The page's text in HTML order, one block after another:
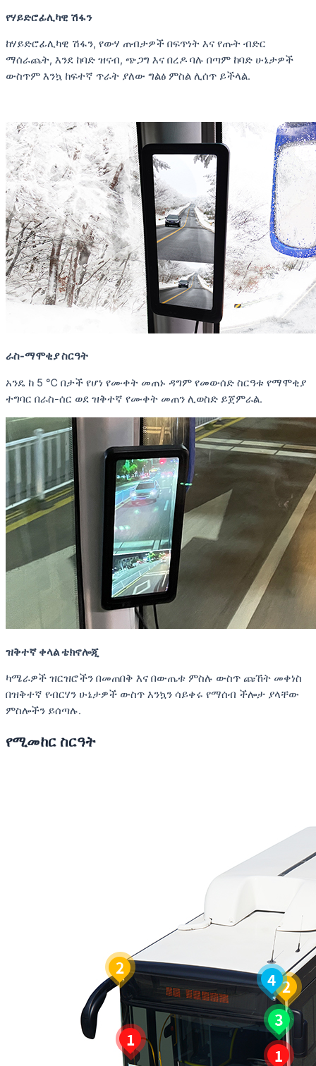
የሃይድሮፊሊካዊ ሽፋን
ከሃይድሮፊሊካዊ ሽፋን, የውሃ ጠብታዎች በፍጥነት እና የጡት ብድር
ማሰራጨት, እንደ ከባድ ዝናብ, ጭጋግ እና በረዶ ባሉ በጣም ከባድ ሁኔታዎች
ውስጥም እንኳ ከፍተኛ ጥራት ያለው ግልፅ ምስል ሊሰጥ ይችላል.
ራስ-ማሞቂያ ስርዓት
አንዴ ከ 5 ℃ በታች የሆነ የሙቀት መጠኑ ዳግም የመውሰድ ስርዓቱ የማሞቂያ
ተግባር በራስ-ሰር ወደ ዝቅተኛ የሙቀት መጠን ሊወስድ ይጀምራል.
ዝቅተኛ ቀላል ቴክኖሎጂ
ካሜራዎች ዝርዝሮችን በመጠበቅ እና በውጤቱ ምስሉ ውስጥ ጩኸት መቀነስ
በዝቅተኛ የብርሃን ሁኔታዎች ውስጥ እንኳን ሳይቀሩ የማሰብ ችሎታ ያላቸው
ምስሎችን ይሰጣሉ.
የሚመከር ስርዓት